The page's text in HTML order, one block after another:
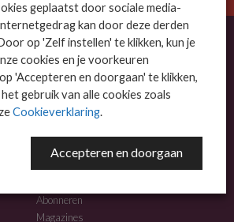
voor IT-dienstverleners met MKB-focus.
MEER INFO
Abonneren
Magazines
geplaatst door sociale media-
kan door deze derden
op 'Zelf instellen' te klikken, kun je
cookies en je voorkeuren
'Accepteren en doorgaan' te klikken,
gebruik van alle cookies zoals
Cookieverklaring.
Accepteren en doorgaan